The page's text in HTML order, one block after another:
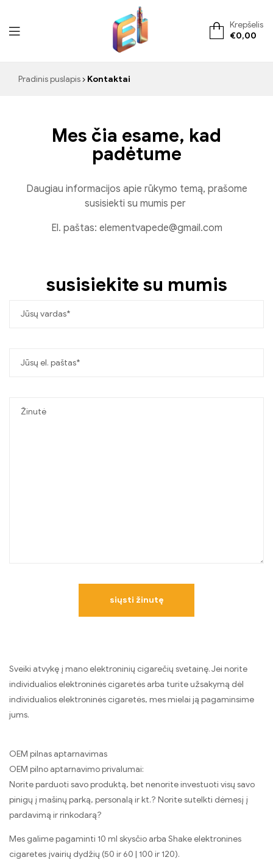
ElementVape.de
Krepšelis
€0,00
Pradinis puslapis Kontaktai
Mes čia esame, kad
padėtume
Daugiau informacijos apie rūkymo temą, prašome
susisiekti su mumis per
El. paštas: elementvapede@gmail.com
susisiekite su mumis
Sveiki atvykę į mano elektroninių cigarečių svetainę. Jei norite
individualios elektroninės cigaretės arba turite užsakymą dėl
individualios elektroninės cigaretės, mes mielai ją pagaminsime
jums.
OEM pilnas aptarnavimas
OEM pilno aptarnavimo privalumai:
Norite parduoti savo produktą, bet nenorite investuoti visų savo
pinigų į mašinų parką, personalą ir kt.? Norite sutelkti dėmesį į
pardavimą ir rinkodarą?
Mes galime pagaminti 10 ml skysčio arba Shake elektronines
cigaretes įvairių dydžių (50 ir 60 | 100 ir 120).